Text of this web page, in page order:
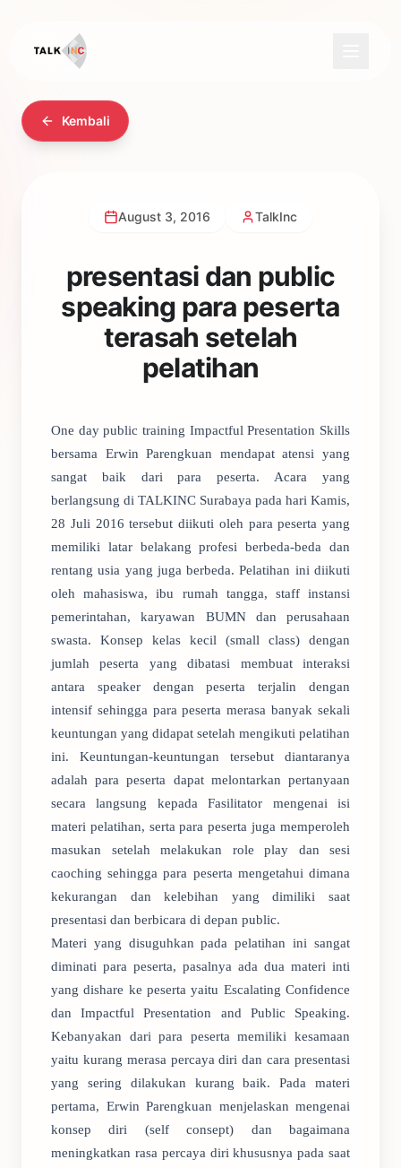
Kembali
August 3, 2016 TalkInc
presentasi dan public
speaking para peserta
terasah setelah
pelatihan
One day public training Impactful Presentation Skills
bersama Erwin Parengkuan mendapat atensi yang
sangat baik dari para peserta. Acara yang
berlangsung di TALKINC Surabaya pada hari Kamis,
28 Juli 2016 tersebut diikuti oleh para peserta yang
memiliki latar belakang profesi berbeda-beda dan
rentang usia yang juga berbeda. Pelatihan ini diikuti
oleh mahasiswa, ibu rumah tangga, staff instansi
pemerintahan, karyawan BUMN dan perusahaan
swasta. Konsep kelas kecil (small class) dengan
jumlah peserta yang dibatasi membuat interaksi
antara speaker dengan peserta terjalin dengan
intensif sehingga para peserta merasa banyak sekali
keuntungan yang didapat setelah mengikuti pelatihan
ini. Keuntungan-keuntungan tersebut diantaranya
adalah para peserta dapat melontarkan pertanyaan
secara langsung kepada Fasilitator mengenai isi
materi pelatihan, serta para peserta juga memperoleh
masukan setelah melakukan role play dan sesi
caoching sehingga para peserta mengetahui dimana
kekurangan dan kelebihan yang dimiliki saat
presentasi dan berbicara di depan public.
Materi yang disuguhkan pada pelatihan ini sangat
diminati para peserta, pasalnya ada dua materi inti
yang dishare ke peserta yaitu Escalating Confidence
dan Impactful Presentation and Public Speaking.
Kebanyakan dari para peserta memiliki kesamaan
yaitu kurang merasa percaya diri dan cara presentasi
yang sering dilakukan kurang baik. Pada materi
pertama, Erwin Parengkuan menjelaskan mengenai
konsep diri (self consept) dan bagaimana
meningkatkan rasa percaya diri khususnya pada saat